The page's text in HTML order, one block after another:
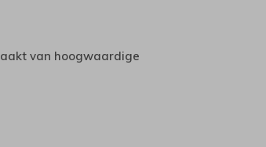
van hoogwaardige